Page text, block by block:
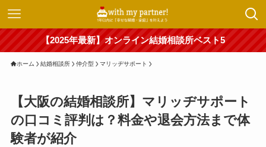
【2025年最新】オンライン結婚相談所ベスト5
ホーム 結婚相談所 仲介型 マリッヂサポート
【大阪の結婚相談所】マリッヂサポート
の口コミ評判は？料金や退会方法まで体
験者が紹介